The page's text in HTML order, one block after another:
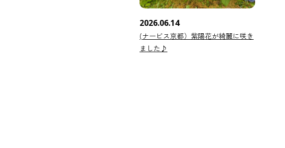
2026.06.14
(ナービス京都）紫陽花が綺麗に咲き
ました♪